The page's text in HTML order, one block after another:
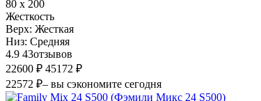
80 х 200
Жесткость
Верх: Жесткая
Низ: Средняя
4.9 43отзывов
22600 ₽ 45172 ₽
22572 ₽– вы сэкономите сегодня